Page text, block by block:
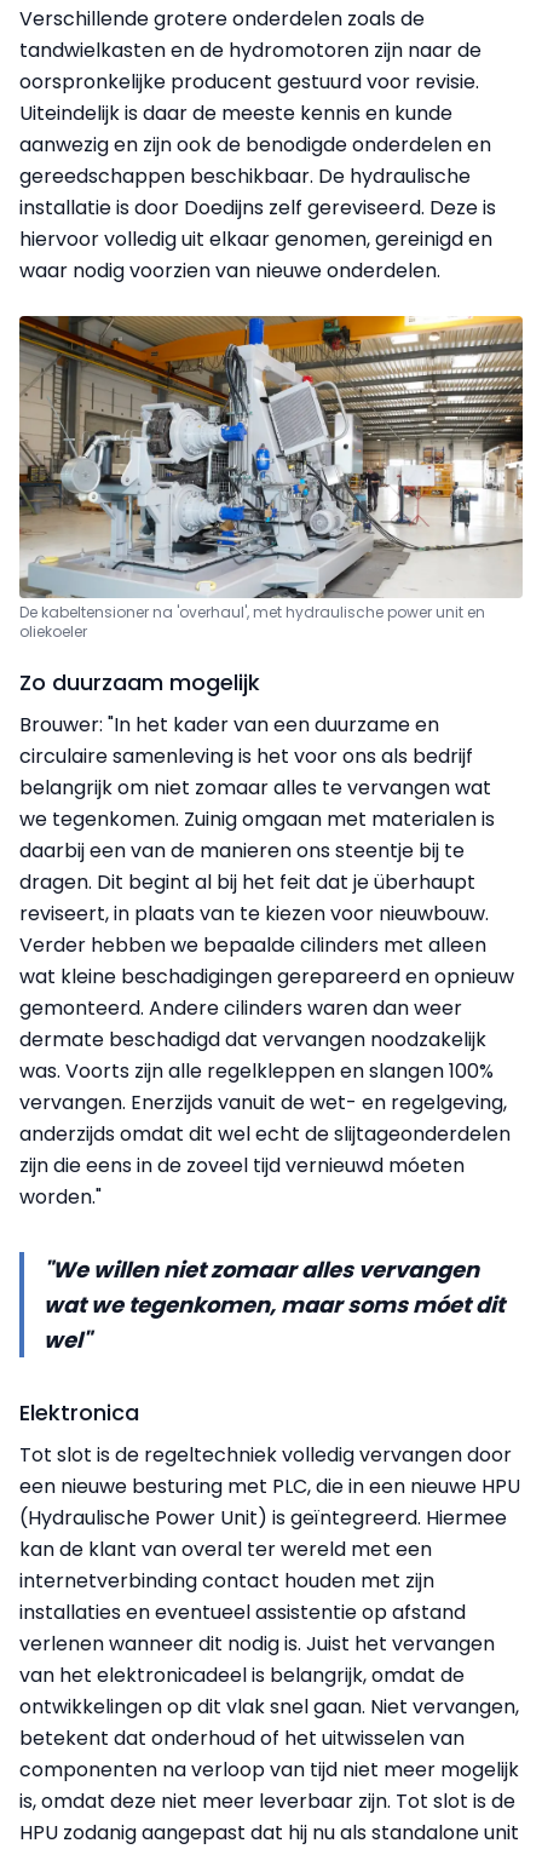
Verschillende grotere onderdelen zoals de
tandwielkasten en de hydromotoren zijn naar de
oorspronkelijke producent gestuurd voor revisie.
Uiteindelijk is daar de meeste kennis en kunde
aanwezig en zijn ook de benodigde onderdelen en
gereedschappen beschikbaar. De hydraulische
installatie is door Doedijns zelf gereviseerd. Deze is
hiervoor volledig uit elkaar genomen, gereinigd en
waar nodig voorzien van nieuwe onderdelen.
De kabeltensioner na 'overhaul', met hydraulische power unit en
oliekoeler
Zo duurzaam mogelijk
Brouwer: "In het kader van een duurzame en
circulaire samenleving is het voor ons als bedrijf
belangrijk om niet zomaar alles te vervangen wat
we tegenkomen. Zuinig omgaan met materialen is
daarbij een van de manieren ons steentje bij te
dragen. Dit begint al bij het feit dat je überhaupt
reviseert, in plaats van te kiezen voor nieuwbouw.
Verder hebben we bepaalde cilinders met alleen
wat kleine beschadigingen gerepareerd en opnieuw
gemonteerd. Andere cilinders waren dan weer
dermate beschadigd dat vervangen noodzakelijk
was. Voorts zijn alle regelkleppen en slangen 100%
vervangen. Enerzijds vanuit de wet- en regelgeving,
anderzijds omdat dit wel echt de slijtageonderdelen
zijn die eens in de zoveel tijd vernieuwd móeten
worden."
"We willen niet zomaar alles vervangen
wat we tegenkomen, maar soms móet dit
wel"
Elektronica
Tot slot is de regeltechniek volledig vervangen door
een nieuwe besturing met PLC, die in een nieuwe HPU
(Hydraulische Power Unit) is geïntegreerd. Hiermee
kan de klant van overal ter wereld met een
internetverbinding contact houden met zijn
installaties en eventueel assistentie op afstand
verlenen wanneer dit nodig is. Juist het vervangen
van het elektronicadeel is belangrijk, omdat de
ontwikkelingen op dit vlak snel gaan. Niet vervangen,
betekent dat onderhoud of het uitwisselen van
componenten na verloop van tijd niet meer mogelijk
is, omdat deze niet meer leverbaar zijn. Tot slot is de
HPU zodanig aangepast dat hij nu als standalone unit